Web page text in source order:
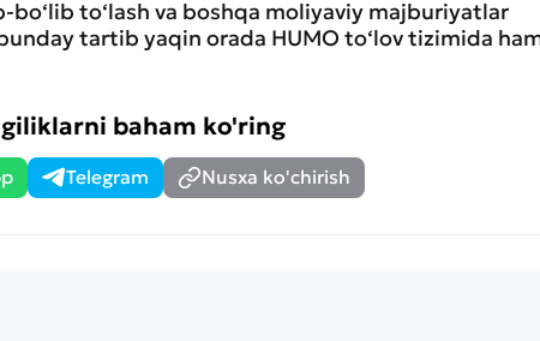
bo‘lib to‘lash va boshqa moliyaviy majburiyatlar
tartib yaqin orada HUMO to‘lov tizimida
baham ko'ring
Telegram Nusxa ko'chirish